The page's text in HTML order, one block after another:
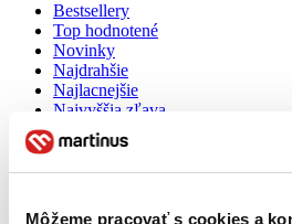
Môžeme pracovať s cookies a
Bestsellery
Top hodnotené
Novinky
Najdrahšie
Najlacnejšie
Najvyššia zľava